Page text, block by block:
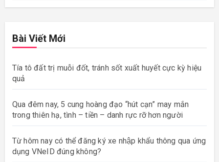
Bài Viết Mới
Tía tô đất trị muỗi đốt, tránh sốt xuất huyết cực kỳ hiệu
quả
Qua đêm nay, 5 cung hoàng đạo “hút cạn” may mắn
trong thiên hạ, tình – tiền – danh rực rỡ hơn người
Từ hôm nay có thể đăng ký xe nhập khẩu thông qua ứng
dụng VNeID đúng không?